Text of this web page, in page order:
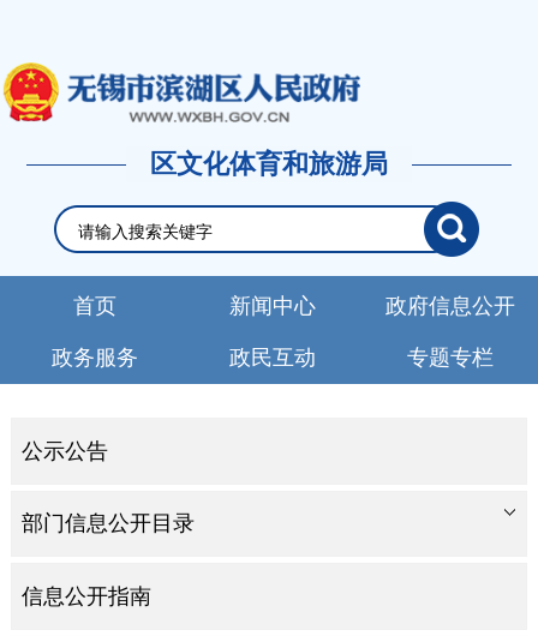
区文化体育和旅游局
首页 新闻中心 政府信息公开
政务服务 政民互动 专题专栏
公示公告
部门信息公开目录
信息公开指南